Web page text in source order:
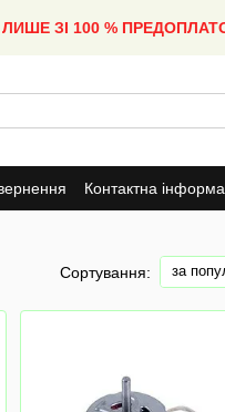
ЗІ 100 %
Контактна
Сортування: за